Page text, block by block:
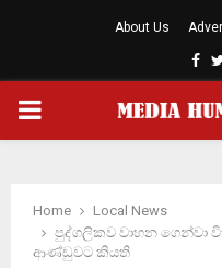
About Us
PRIMARY
Home
Local News
පුද්ගලිකව වාහන ගෙන්වා
ආණ්ඩුවට කියති